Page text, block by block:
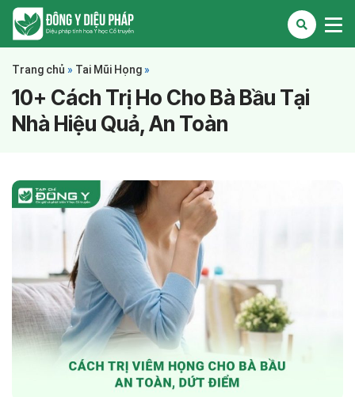
Trang chủ » Tai Mũi Họng »
10+ Cách Trị Ho Cho Bà Bầu Tại
Nhà Hiệu Quả, An Toàn